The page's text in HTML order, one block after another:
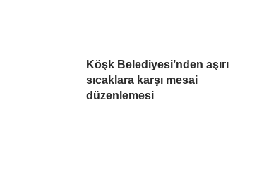
Köşk Belediyesi’nden aşırı
sıcaklara karşı mesai
düzenlemesi